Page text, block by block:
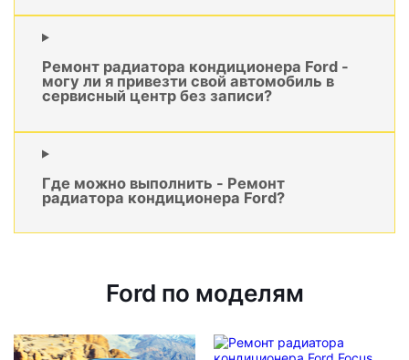
Ремонт радиатора кондиционера Ford -
могу ли я привезти свой автомобиль в
сервисный центр без записи?
Где можно выполнить - Ремонт
радиатора кондиционера Ford?
Ford по моделям